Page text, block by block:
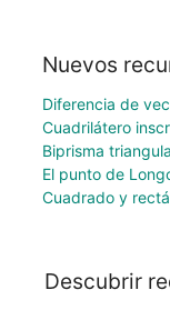
Nuevos
Diferencia de
Cuadrilátero
Biprisma
El punto de
Cuadrado y
Descubrir